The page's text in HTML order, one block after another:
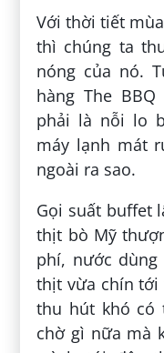
Với thời tiết
thì chúng ta
nóng của nó.
hàng The
phải là nỗi lo
máy lạnh mát
ngoài ra sao.
Gọi suất buffet
thịt bò Mỹ
phí, nước
thịt vừa chín
thu hút khó có
chờ gì nữa mà